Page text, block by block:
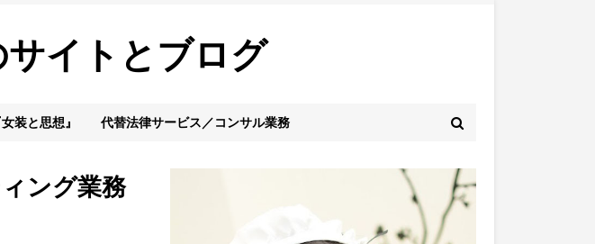
イトとブログ
装と思想』 代替法律サービス／コンサル業務
ング業務